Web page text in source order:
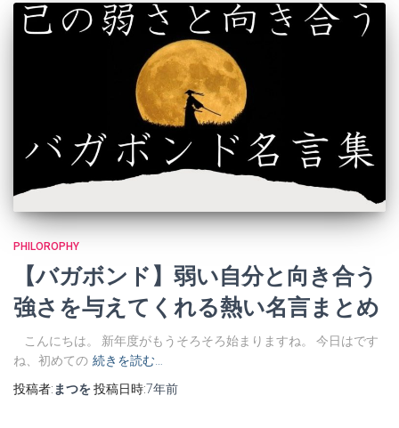
PHILOROPHY
【バガボンド】弱い自分と向き合う
強さを与えてくれる熱い名言まとめ
こんにちは。 新年度がもうそろそろ始まりますね。 今日はです
ね、初めての 続きを読む…
投稿者: まつを投稿日時:7年前